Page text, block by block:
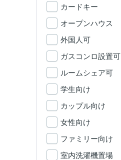
カードキー
オープンハウス
外国人可
ガスコンロ設置可
ルームシェア可
学生向け
カップル向け
女性向け
ファミリー向け
室内洗濯機置場